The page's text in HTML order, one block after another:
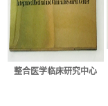
整合医学临床研究中心